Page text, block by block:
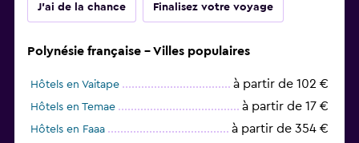
J'ai de la chance Finalisez votre voyage
Polynésie française - Villes populaires
Hôtels en Vaitape à partir de 102 €
Hôtels en Temae à partir de 17 €
Hôtels en Faaa à partir de 354 €